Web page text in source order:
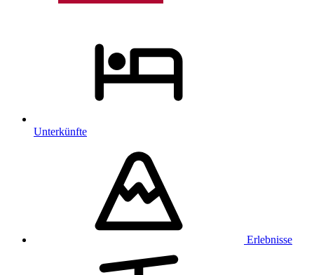
Unterkünfte
Erlebnisse